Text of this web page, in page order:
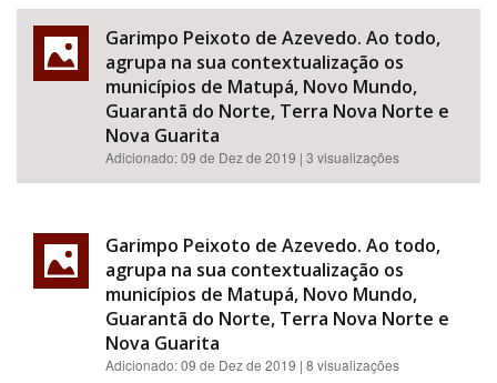
Garimpo Peixoto de Azevedo. Ao todo,
agrupa na sua contextualização os
municípios de Matupá, Novo Mundo,
Guarantã do Norte, Terra Nova Norte e
Nova Guarita
Adicionado:09 de Dez de 2019 | 3 visualizações
Garimpo Peixoto de Azevedo. Ao todo,
agrupa na sua contextualização os
municípios de Matupá, Novo Mundo,
Guarantã do Norte, Terra Nova Norte e
Nova Guarita
Adicionado:09 de Dez de 2019 | 8 visualizações